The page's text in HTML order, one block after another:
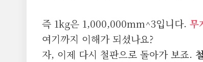
즉 1kg은 1,000,000mm^3입니다. 무
여기까지 이해가 되셨나요?
자, 이제 다시 철판으로 돌아가 보죠.